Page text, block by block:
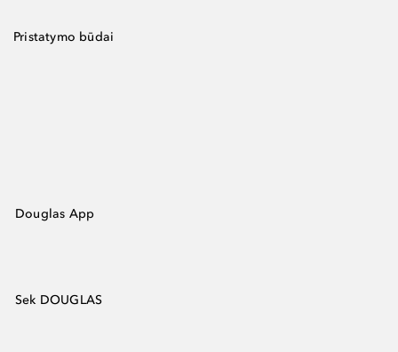
Pristatymo būdai
Douglas App
Sek DOUGLAS